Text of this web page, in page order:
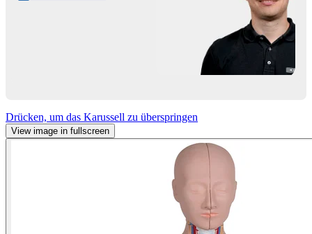
Drücken, um das Karussell zu überspringen
View image in fullscreen